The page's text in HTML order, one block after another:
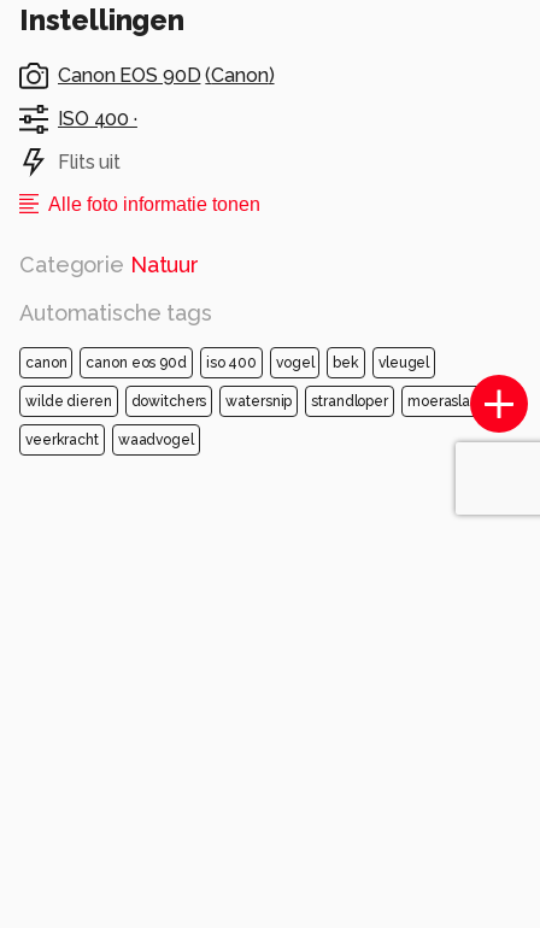
Instellingen
Canon EOS 90D (Canon)
ISO 400 ·
Flits uit
Alle foto informatie tonen
Categorie Natuur
Automatische tags
canon canon eos 90d iso 400 vogel bek vleugel
wilde dieren dowitchers watersnip strandloper moerasland
veerkracht waadvogel